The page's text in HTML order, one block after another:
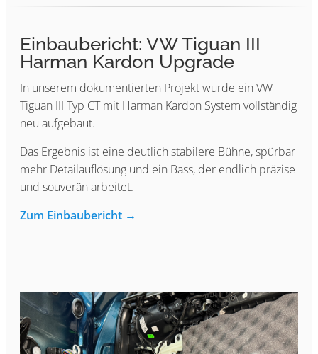
Einbaubericht: VW Tiguan III
Harman Kardon Upgrade
In unserem dokumentierten Projekt wurde ein VW
Tiguan III Typ CT mit Harman Kardon System vollständig
neu aufgebaut.
Das Ergebnis ist eine deutlich stabilere Bühne, spürbar
mehr Detailauflösung und ein Bass, der endlich präzise
und souverän arbeitet.
Zum Einbaubericht →